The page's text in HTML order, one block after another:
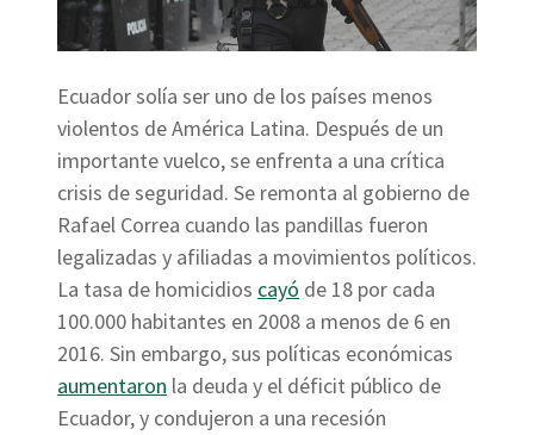
Ecuador solía ser uno de los países menos
violentos de América Latina. Después de un
importante vuelco, se enfrenta a una crítica
crisis de seguridad. Se remonta al gobierno de
Rafael Correa cuando las pandillas fueron
legalizadas y afiliadas a movimientos políticos.
La tasa de homicidios cayó de 18 por cada
100.000 habitantes en 2008 a menos de 6 en
2016. Sin embargo, sus políticas económicas
aumentaron la deuda y el déficit público de
Ecuador, y condujeron a una recesión